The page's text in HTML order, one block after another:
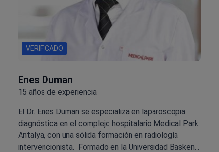
VERIFICADO
Enes Duman
15 años de experiencia
El Dr. Enes Duman se especializa en laparoscopia
diagnóstica en el complejo hospitalario Medical Park
Antalya, con una sólida formación en radiología
intervencionista.
Formado en la Universidad Baskent,